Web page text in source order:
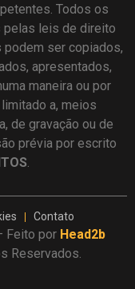
Todos os
leis de direito
podem ser copiados,
apresentados,
maneira ou por
a, meios
de gravação ou de
prévia por escrito
.
Contato
Feito por Head2b
Reservados.